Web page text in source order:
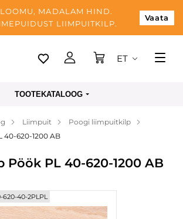
MADALAM HIND.
LIIMPUITKILP.
Vaata
ET
TOOTEKATALOOG
Liimpuit
Poogi liimpuitkilp
40-620-1200 AB
PL 40-620-1200 AB
620-40-2PLPL